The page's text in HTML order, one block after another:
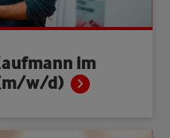
im
w/d)